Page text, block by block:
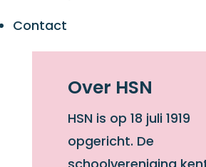
Contact
Over HSN
HSN is op 18 juli 1919
opgericht. De